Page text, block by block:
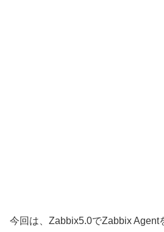
今回は、Zabbix5.0でZabbix Agent